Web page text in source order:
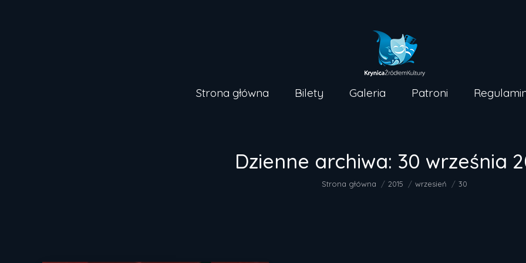
Strona główna Bilety Galeria Patroni
Dzienne archiwa: 30 września
Jesteś tutaj:
Strona główna 2015 wrzesień 30